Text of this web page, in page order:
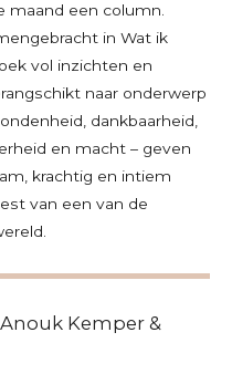
maand een column.
in Wat ik
vol inzichten en
naar onderwerp
dankbaarheid,
en macht – geven
krachtig en intiem
van een van de
Kemper &